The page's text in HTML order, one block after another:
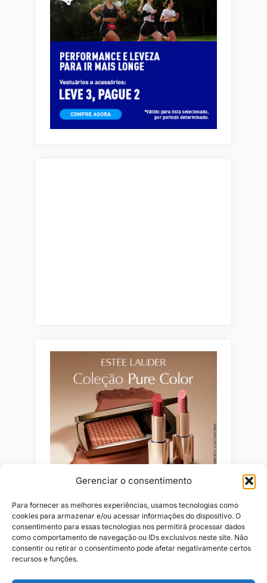
Gerenciar o consentimento
Para fornecer as melhores experiências, usamos tecnologias como
cookies para armazenar e/ou acessar informações do dispositivo. O
consentimento para essas tecnologias nos permitirá processar dados
como comportamento de navegação ou IDs exclusivos neste site. Não
consentir ou retirar o consentimento pode afetar negativamente certos
recursos e funções.